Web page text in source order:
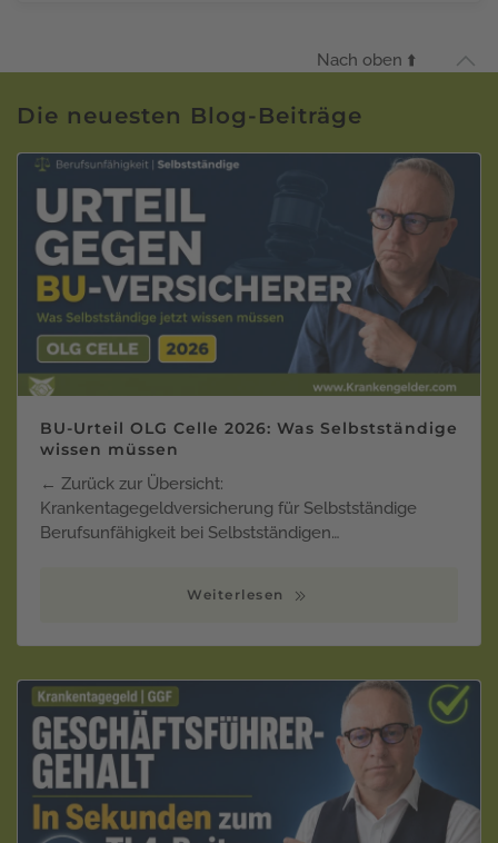
Nach oben ⬆️
Die neuesten Blog-Beiträge
BU-Urteil OLG Celle 2026: Was Selbstständige
wissen müssen
← Zurück zur Übersicht:
Krankentagegeldversicherung für Selbstständige
Berufsunfähigkeit bei Selbstständigen…
Weiterlesen